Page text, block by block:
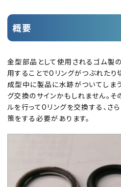
概要
金型部品として使用されるゴム製
用することでOリングがつぶれたり
成型中に製品に水跡がついてしま
グ交換のサインかもしれません。
ルを行ってOリングを交換する、さ
策をする必要があります。